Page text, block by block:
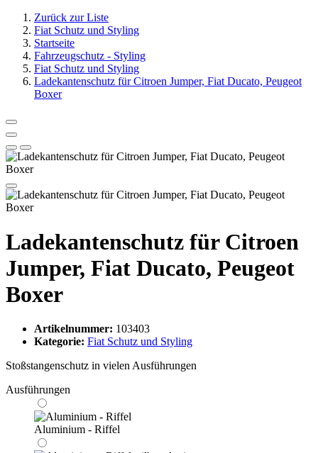
Zurück zur Liste
Fiat Schutz und Styling
Startseite
Fahrzeugschutz - Styling
Fiat Schutz und Styling
Ladekantenschutz für Citroen Jumper, Fiat Ducato, Peugeot
Boxer
Ladekantenschutz für Citroen
Jumper, Fiat Ducato, Peugeot
Boxer
Artikelnummer: 103403
Kategorie: Fiat Schutz und Styling
Stoßstangenschutz in vielen Ausführungen
Ausführungen
Aluminium - Riffel